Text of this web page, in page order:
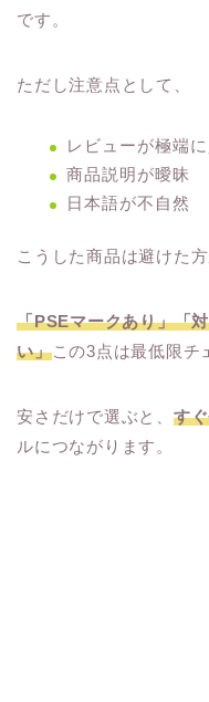
です。
ただし注意点として、
レビューが極端
商品説明が曖昧
日本語が不自然
こうした商品は避けた方
「PSEマークあり」「
い」この3点は最低限チ
安さだけで選ぶと、 す
ルにつながります。